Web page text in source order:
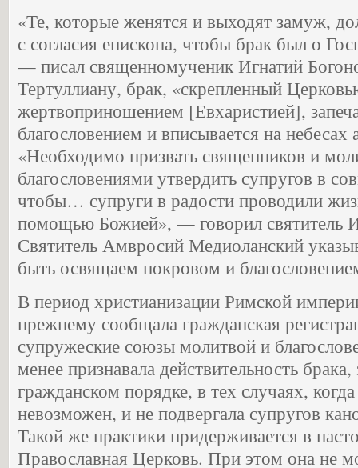
«Те, которые женятся и выходят замуж,
с согласия епископа, чтобы брак был о
— писал священномученик Игнатий
Тертуллиану, брак, «скрепленный
жертвоприношением [Евхаристией],
благословением и вписывается на небесах
«Необходимо призвать священников и
благословениями утвердить супругов в
чтобы… супруги в радости проводили
помощью Божией», — говорил святитель
Святитель Амвросий Медиоланский
быть освящаем покровом и
В период христианизации Римской
прежнему сообщала гражданская
супружеские союзы молитвой и
менее признавала действительность
гражданском порядке, в тех случаях,
невозможен, и не подвергала супругов
Такой же практики придерживается в
Православная Церковь. При этом она не